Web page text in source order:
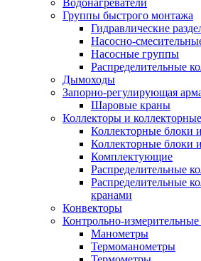
Водонагреватели
Группы быстрого монтажа
Гидравлические
Насосно-
Насосные группы
Распределительные
Дымоходы
Запорно-регулирующая
Шаровые краны
Коллекторы и
Коллекторные блоки
Коллекторные блоки
Комплектующие
Распределительные
Распределительные
кранами
Конвекторы
Контрольно-
Манометры
Термоманометры